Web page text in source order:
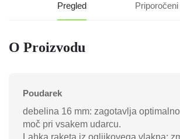
Pregled
O Proizvodu
Poudarek
debelina 16 mm: zagotavlja
moč pri vsakem udarcu.